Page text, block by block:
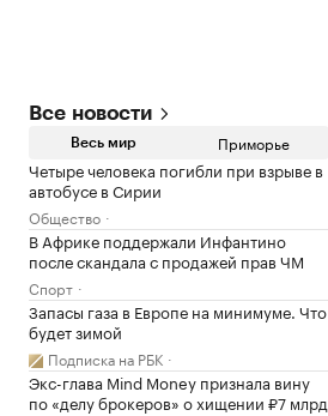
Все новости
Весь мир Приморье
Четыре человека погибли при взрыве в
автобусе в Сирии
Общество
В Африке поддержали Инфантино
после скандала с продажей прав ЧМ
Спорт
Запасы газа в Европе на минимуме. Что
будет зимой
Подписка на РБК
Экс-глава Mind Money признала вину
по «делу брокеров» о хищении ₽7 млрд